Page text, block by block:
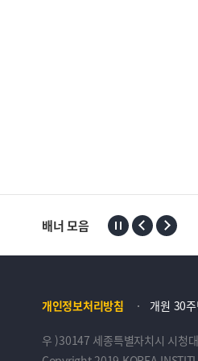
배너 모음
개인정보처리방침 개원 30
우 )30147 세종특별자치시 시청